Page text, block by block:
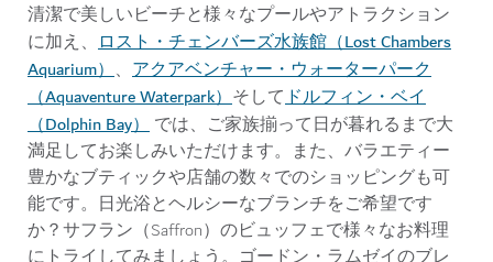
清潔で美しいビーチと様々なプールやアトラクション
に加え、 ロスト・チェンバーズ水族館（Lost Chambers
Aquarium）、 アクアベンチャー・ウォーターパーク
（Aquaventure Waterpark）そしてドルフィン・ベイ
（Dolphin Bay） では、ご家族揃って日が暮れるまで大
満足してお楽しみいただけます。また、バラエティー
豊かなブティックや店舗の数々でのショッピングも可
能です。日光浴とヘルシーなブランチをご希望です
か？サフラン（Saffron）のビュッフェで様々なお料理